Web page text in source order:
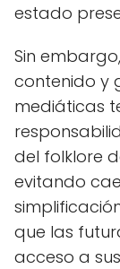
estado
Sin
contenido y
mediáticas
del folklore
evitando
que las
acceso a